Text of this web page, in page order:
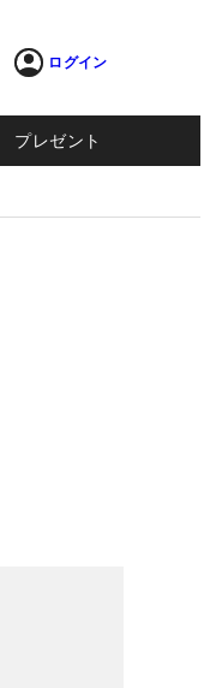
ログイン
プレゼント